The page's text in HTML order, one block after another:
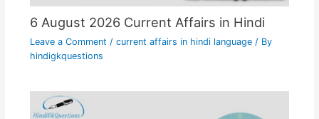
6 August 2026 Current Affairs in Hindi
Leave a Comment / current affairs in hindi language/ By
hindigkquestions